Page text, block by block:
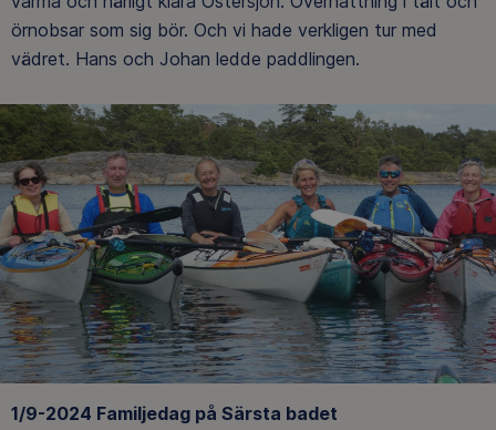
örnobsar som sig bör. Och vi hade verkligen tur med
vädret. Hans och Johan ledde paddlingen.
1/9-2024 Familjedag på Särsta badet